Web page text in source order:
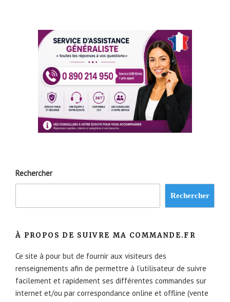
Rechercher
Rechercher
À PROPOS DE SUIVRE MA COMMANDE.FR
Ce site à pour but de fournir aux visiteurs des
renseignements afin de permettre à l’utilisateur de suivre
facilement et rapidement ses différentes commandes sur
internet et/ou par correspondance online et offline (vente